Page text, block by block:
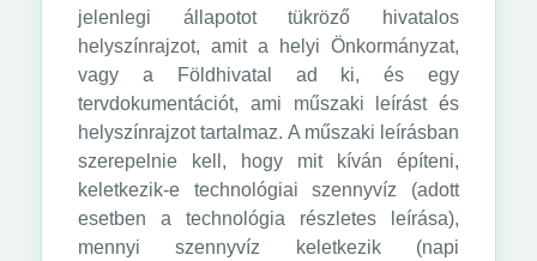
jelenlegi állapotot tükröző hivatalos
helyszínrajzot, amit a helyi Önkormányzat,
vagy a Földhivatal ad ki, és egy
tervdokumentációt, ami műszaki leírást és
helyszínrajzot tartalmaz. A műszaki leírásban
szerepelnie kell, hogy mit kíván építeni,
keletkezik-e technológiai szennyvíz (adott
esetben a technológia részletes leírása),
mennyi szennyvíz keletkezik (napi